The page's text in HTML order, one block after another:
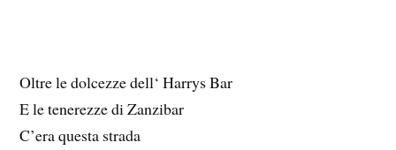
Oltre le dolcezze dell‘ Harrys Bar
E le tenerezze di Zanzibar
C’era questa strada